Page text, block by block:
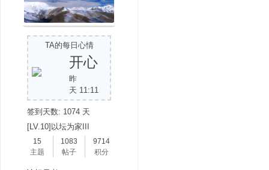
TA的每日心情
开心
昨
天 11:11
签到天数: 1074 天
[LV.10]以坛为家III
15
主题
1083
帖子
9714
积分